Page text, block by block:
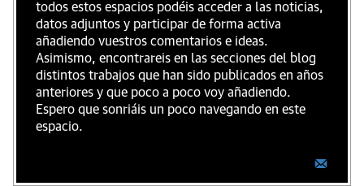
todos estos espacios podéis acceder a las noticias,
datos adjuntos y participar de forma activa
añadiendo vuestros comentarios e ideas.
Asimismo, encontrareis en las secciones del blog
distintos trabajos que han sido publicados en años
anteriores y que poco a poco voy añadiendo.
Espero que sonriáis un poco navegando en este
espacio.